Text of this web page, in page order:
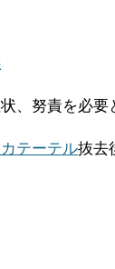
、努責を必要
テーテル抜去